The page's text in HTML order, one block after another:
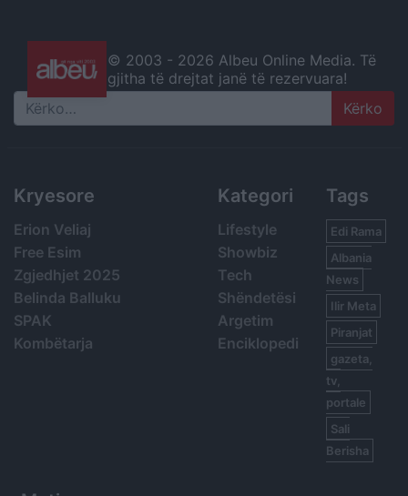
© 2003 - 2026 Albeu Online Media. Të
gjitha të drejtat janë të rezervuara!
Search
Kryesore
Erion Veliaj
Free Esim
Zgjedhjet 2025
Belinda Balluku
SPAK
Kombëtarja
Kategori
Lifestyle
Showbiz
Tech
Shëndetësi
Argetim
Enciklopedi
Tags
Edi Rama
Albania
News
Ilir Meta
Piranjat
gazeta,
tv,
portale
Sali
Berisha